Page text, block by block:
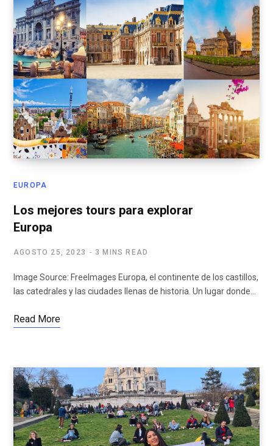
EUROPA
Los mejores tours para explorar
Europa
AGOSTO 25, 2023 3 MINS READ
‍Image Source: FreeImages ‍Europa, el continente de los castillos,
las catedrales y las ciudades llenas de historia. Un lugar donde…
Read More